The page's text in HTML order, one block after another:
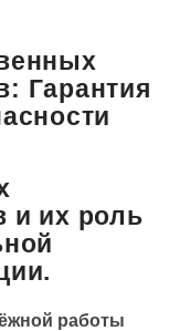
Гарантия
и их роль
работы